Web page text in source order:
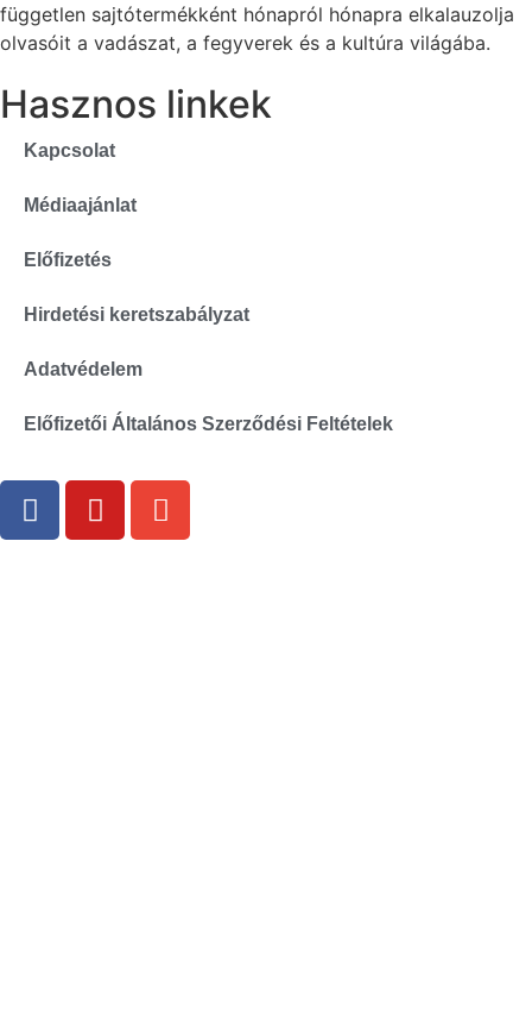
független sajtótermékként hónapról hónapra elkalauzolja
olvasóit a vadászat, a fegyverek és a kultúra világába.
Hasznos linkek
Kapcsolat
Médiaajánlat
Előfizetés
Hirdetési keretszabályzat
Adatvédelem
Előfizetői Általános Szerződési Feltételek